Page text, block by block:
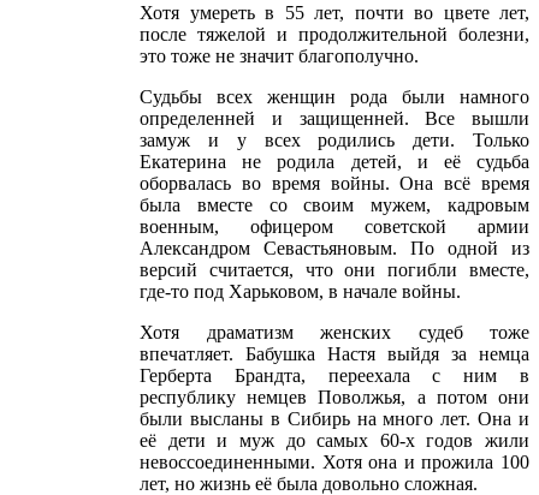
Хотя умереть в 55 лет, почти во цвете лет,
после тяжелой и продолжительной болезни,
это тоже не значит благополучно.
Судьбы всех женщин рода были намного
определенней и защищенней. Все вышли
замуж и у всех родились дети. Только
Екатерина не родила детей, и её судьба
оборвалась во время войны. Она всё время
была вместе со своим мужем, кадровым
военным, офицером советской армии
Александром Севастьяновым. По одной из
версий считается, что они погибли вместе,
где-то под Харьковом, в начале войны.
Хотя драматизм женских судеб тоже
впечатляет. Бабушка Настя выйдя за немца
Герберта Брандта, переехала с ним в
республику немцев Поволжья, а потом они
были высланы в Сибирь на много лет. Она и
её дети и муж до самых 60-х годов жили
невоссоединенными. Хотя она и прожила 100
лет, но жизнь её была довольно сложная.